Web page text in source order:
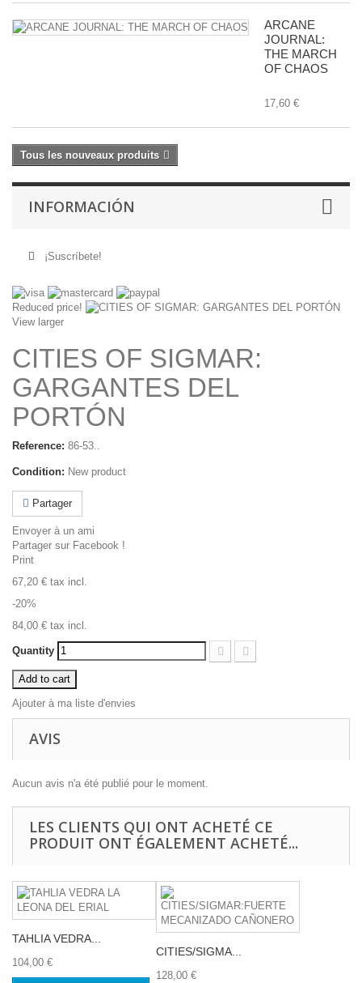
ARCANE
JOURNAL:
THE MARCH
OF CHAOS
17,60 €
Tous les nouveaux produits
INFORMACIÓN
¡Suscríbete!
Reduced price!
View larger
CITIES OF SIGMAR:
GARGANTES DEL
PORTÓN
Reference: 86-53..
Condition: New product
Partager
Envoyer à un ami
Partager sur Facebook !
Print
67,20 € tax incl.
-20%
84,00 € tax incl.
Quantity
Add to cart
Ajouter à ma liste d'envies
AVIS
Aucun avis n'a été publié pour le moment.
LES CLIENTS QUI ONT ACHETÉ CE
PRODUIT ONT ÉGALEMENT ACHETÉ...
TAHLIA VEDRA...
104,00 €
CITIES/SIGMA...
128,00 €